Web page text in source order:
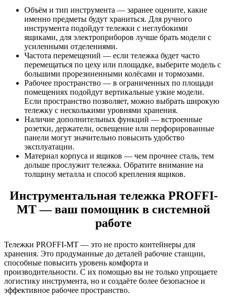
Объём и тип инструмента — заранее оцените, какие
именно предметы будут храниться. Для ручного
инструмента подойдут тележки с неглубокими
ящиками, для электроприборов лучше брать модели с
усиленными отделениями.
Частота перемещений — если тележка будет часто
перемещаться по цеху или площадке, выберите модель с
большими прорезиненными колёсами и тормозами.
Рабочее пространство — в ограниченных по площади
помещениях подойдут вертикальные узкие модели.
Если пространство позволяет, можно выбрать широкую
тележку с несколькими уровнями хранения.
Наличие дополнительных функций — встроенные
розетки, держатели, освещение или перфорированные
панели могут значительно повысить удобство
эксплуатации.
Материал корпуса и ящиков — чем прочнее сталь, тем
дольше прослужит тележка. Обратите внимание на
толщину металла и способ крепления ящиков.
Инструментальная тележка PROFFI-
MT — ваш помощник в системной
работе
Тележки PROFFI-MT — это не просто контейнеры для
хранения. Это продуманные до деталей рабочие станции,
способные повысить уровень комфорта и
производительности. С их помощью вы не только упрощаете
логистику инструмента, но и создаёте более безопасное и
эффективное рабочее пространство.